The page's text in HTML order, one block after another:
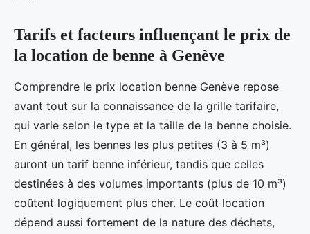
Tarifs et facteurs influençant le prix de
la location de benne à Genève
Comprendre le prix location benne Genève repose
avant tout sur la connaissance de la grille tarifaire,
qui varie selon le type et la taille de la benne choisie.
En général, les bennes les plus petites (3 à 5 m³)
auront un tarif benne inférieur, tandis que celles
destinées à des volumes importants (plus de 10 m³)
coûtent logiquement plus cher. Le coût location
dépend aussi fortement de la nature des déchets,